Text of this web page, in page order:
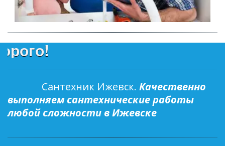
Сантехник Ижевск. Качественно
выполняем сантехнические работы
любой сложности в Ижевске